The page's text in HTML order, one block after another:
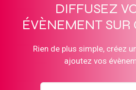
DIFFUSEZ
ÉVÈNEMENT SUR
Rien de plus simple, créez
ajoutez vos